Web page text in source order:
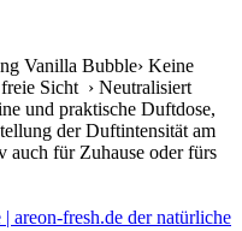
Vanilla Bubble› Keine
Sicht › Neutralisiert
und praktische Duftdose,
der Duftintensität am
auch für Zuhause oder fürs